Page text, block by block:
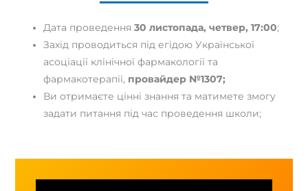
Дата проведення30 листопада, четвер, 17:00;
Захід проводиться під егідою Української
асоціації клінічної фармакології та
фармакотерапії, провайдер №1307;
Ви отримаєте цінні знання та матимете змогу
задати питання під час проведення школи;